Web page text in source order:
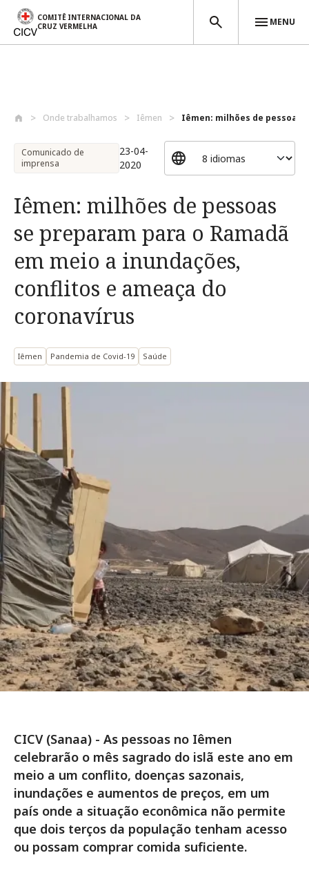
COMITÊ INTERNACIONAL DA
CRUZ VERMELHA
MENU
Onde trabalhamos Iêmen Iêmen: milhões de pessoas
Comunicado de
imprensa
23-04-
2020
Iêmen: milhões de pessoas
se preparam para o Ramadã
em meio a inundações,
conflitos e ameaça do
coronavírus
Iêmen Pandemia de Covid-19 Saúde
CICV (Sanaa) - As pessoas no Iêmen
celebrarão o mês sagrado do islã este ano em
meio a um conflito, doenças sazonais,
inundações e aumentos de preços, em um
país onde a situação econômica não permite
que dois terços da população tenham acesso
ou possam comprar comida suficiente.